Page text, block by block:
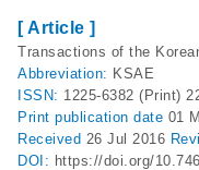
[ Article ]
Transactions of the
Abbreviation: KSAE
ISSN: 1225-6382 (Print)
Print publication date 01
Received 26 Jul 2016
DOI: https://doi.org/